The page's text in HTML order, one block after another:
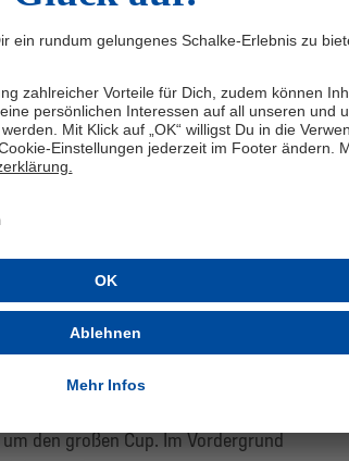
mit acht Mannschaften. In diesem
Damit werden im Juli rund 360
hilft!, eine beeindruckende
Cups ist eine fantastische
angenommen wird.
zur Region und zeigt die
sie. „Die Nachfrage steigt von
verzeichnen können. Es
nutzen. Wir hoffen, auch in Zukunft
und Freude am Sport fördern zu
bevor sich insgesamt acht Teams
den großen Cup. Im Vordergrund